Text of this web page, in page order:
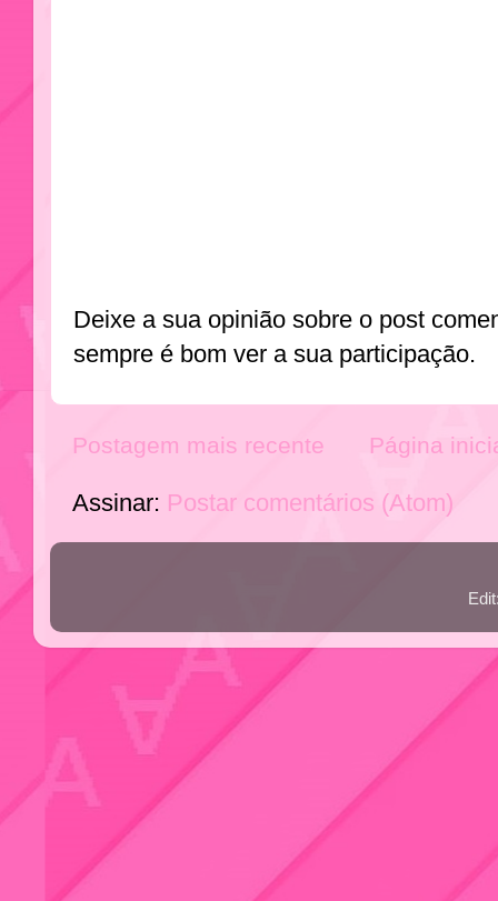
Deixe a sua opinião sobre o post
sempre é bom ver a sua participação.
Postagem mais recente Página
Assinar: Postar comentários (Atom)